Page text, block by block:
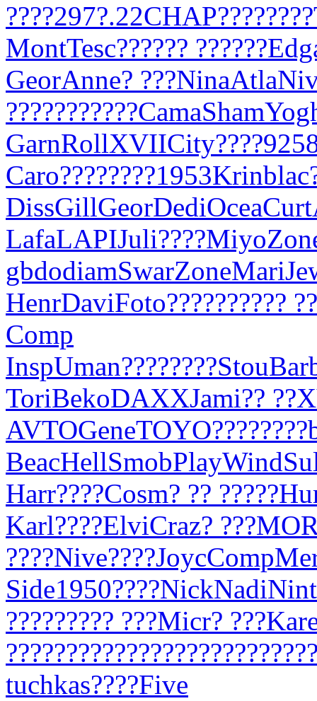
????297?.22CHAP????????
MontTesc?????? ??????
GeorAnne? ???NinaAtla
???????????CamaSham
GarnRollXVIICity????
Caro????????1953Krinblac
DissGillGeorDediOceaCurt
LafaLAPIJuli????Miyo
gbdodiamSwarZoneMari
HenrDaviFoto?????????? ??
Comp
InspUman????????Stou
ToriBekoDAXXJami?? ??
AVTOGeneTOYO????????
BeacHellSmobPlayWind
Harr????Cosm? ?? ?????
Karl????ElviCraz? ???
????Nive????JoycComp
Side1950????NickNadiNint
????????? ???Micr? ???
?????????????????????????
tuchkas????Five